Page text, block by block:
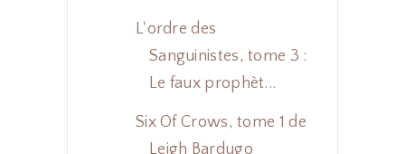
L'ordre des
Sanguinistes, tome 3 :
Le faux prophèt...
Six Of Crows, tome 1 de
Leigh Bardugo